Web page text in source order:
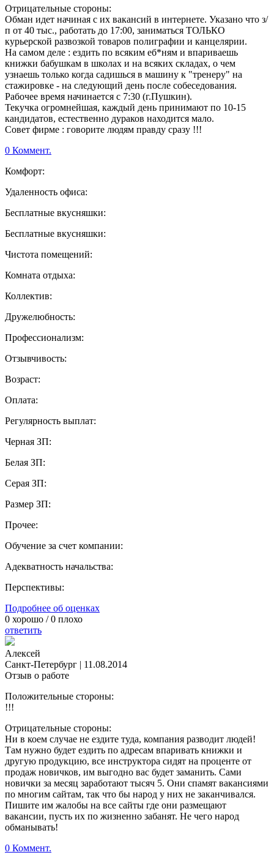
Отрицательные стороны:
Обман идет начиная с их вакансий в интернете. Указано что з/
п от 40 тыс., работать до 17:00, заниматься ТОЛЬКО
курьерской развозкой товаров полиграфии и канцелярии.
На самом деле : ездить по всяким еб*ням и впариваешь
книжки бабушкам в школах и на всяких складах, о чем
узнаешь только когда садишься в машину к "тренеру" на
стажировке - на следующий день после собеседования.
Рабочее время начинается с 7:30 (г.Пушкин).
Текучка огромнейшая, каждый день принимают по 10-15
кандидатов, естественно дураков находится мало.
Совет фирме : говорите людям правду сразу !!!
0 Коммент.
Комфорт:
Удаленность офиса:
Бесплатные вкусняшки:
Бесплатные вкусняшки:
Чистота помещений:
Комната отдыха:
Коллектив:
Дружелюбность:
Профессионализм:
Отзывчивость:
Возраст:
Оплата:
Регулярность выплат:
Черная ЗП:
Белая ЗП:
Серая ЗП:
Размер ЗП:
Прочее:
Обучение за счет компании:
Адекватность начальства:
Перспективы:
Подробнее об оценках
0 хорошо /0 плохо
ответить
Алексей
Санкт-Петербург | 11.08.2014
Отзыв о работе
Положительные стороны:
!!!
Отрицательные стороны:
Ни в коем случае не ездите туда, компания разводит людей!
Там нужно будет ездить по адресам впаривать книжки и
другую продукцию, все инструктора сидят на проценте от
продаж новичков, им выгодно вас будет заманить. Сами
новички за месяц заработают тысяч 5. Они спамят вакансиями
по многим сайтам, так что бы народ у них не заканчивался.
Пишите им жалобы на все сайты где они размещают
вакансии, пусть их по жизненно забанят. Не чего народ
обманывать!
0 Коммент.